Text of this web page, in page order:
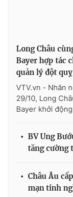
Long Châu
Bayer hợp tác
quản lý đột quỵ
VTV.vn - Nhân
29/10, Long
Bayer khởi
BV Ung
tăng cường
Châu Âu
mạn tính